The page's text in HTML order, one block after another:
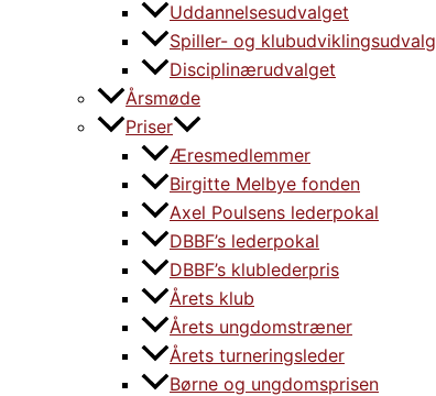
Uddannelsesudvalget
Spiller- og klubudviklingsudvalg
Disciplinærudvalget
Årsmøde
Priser
Æresmedlemmer
Birgitte Melbye fonden
Axel Poulsens lederpokal
DBBF’s lederpokal
DBBF’s klublederpris
Årets klub
Årets ungdomstræner
Årets turneringsleder
Børne og ungdomsprisen